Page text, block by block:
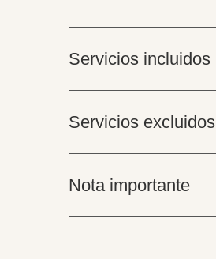
Servicios incluidos
Servicios excluidos
Nota importante